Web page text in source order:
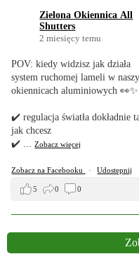
Zielona Okiennica All
Shutters
2 miesięcy temu
POV: kiedy widzisz jak działa
system ruchomej lameli w
okiennicach aluminiowych 👀✨
✔️ regulacja światła dokładnie
jak chcesz
✔️ ...Zobacz więcej
Zobacz na Facebooku · Udostępnij
5 0 0